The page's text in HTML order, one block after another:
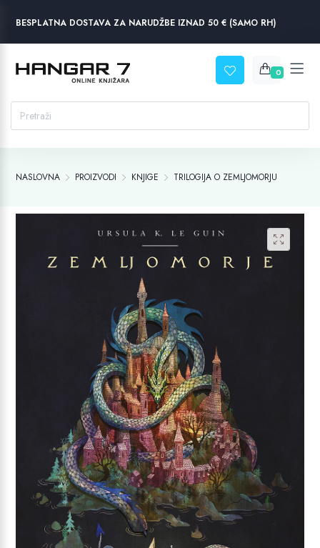
BESPLATNA DOSTAVA ZA NARUDŽBE IZNAD 50 € (SAMO RH)
0
NASLOVNA PROIZVODI KNJIGE TRILOGIJA O ZEMLJOMORJU